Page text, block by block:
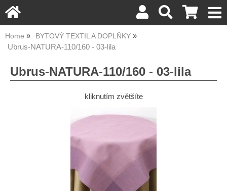
Home BYTOVÝ TEXTIL A DOPLŇKY
Ubrus-NATURA-110/160 - 03-lila
Ubrus-NATURA-110/160 - 03-lila
kliknutím zvětšíte